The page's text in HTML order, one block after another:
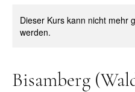
Dieser Kurs kann nicht mehr
werden.
Bisamberg